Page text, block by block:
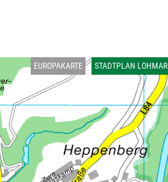
EUROPAKARTE STADTPLAN LOHMAR